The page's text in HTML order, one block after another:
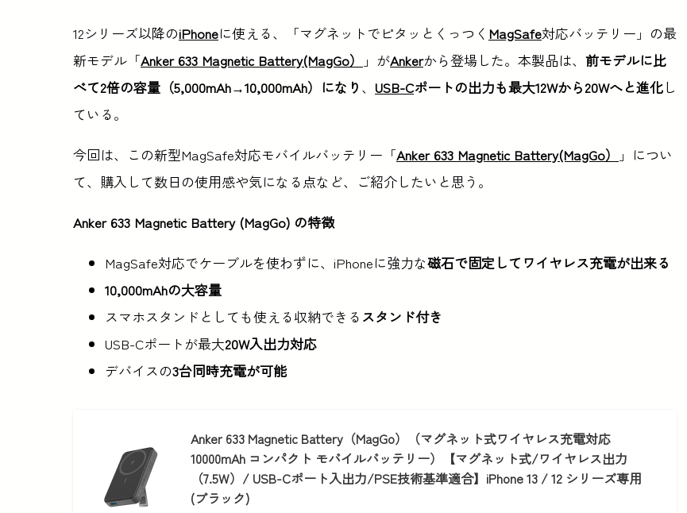
12シリーズ以降のiPhoneに使える、「マグネットでピタッとくっつく MagSafe対応バッテリー」の最
新モデル「Anker 633 Magnetic Battery(MagGo） 」がAnkerから登場した。本製品は、 前モデルに比
べて2倍の容量（5,000mAh→10,000mAh）になり 、 USB-Cポートの出力も最大12Wから20Wへと進化し
ている。
今回は、この新型MagSafe対応モバイルバッテリー「Anker 633 Magnetic Battery(MagGo）
」につい
て、購入して数日の使用感や気になる点など、ご紹介したいと思う。
Anker 633 Magnetic Battery (MagGo) の特徴
MagSafe対応でケーブルを使わずに、iPhoneに強力な磁石で固定してワイヤレス充電が出来る
10,000mAhの大容量
スマホスタンドとしても使える収納できる スタンド付き
USB-Cポートが最大20W入出力対応
デバイスの3台同時充電が可能
Anker 633 Magnetic Battery（MagGo）（マグネット式ワイヤレス充電対応
10000mAh コンパクト モバイルバッテリー）【マグネット式/ワイヤレス出力
（7.5W）/ USB-Cポート入出力/PSE技術基準適合】iPhone 13 / 12 シリーズ専用
(ブラック)